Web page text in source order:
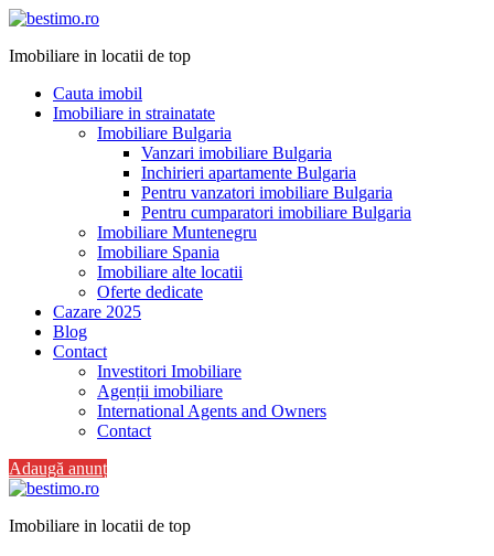
Imobiliare in locatii de top
Cauta imobil
Imobiliare in strainatate
Imobiliare Bulgaria
Vanzari imobiliare Bulgaria
Inchirieri apartamente Bulgaria
Pentru vanzatori imobiliare Bulgaria
Pentru cumparatori imobiliare Bulgaria
Imobiliare Muntenegru
Imobiliare Spania
Imobiliare alte locatii
Oferte dedicate
Cazare 2025
Blog
Contact
Investitori Imobiliare
Agenții imobiliare
International Agents and Owners
Contact
Adaugă anunț
Imobiliare in locatii de top